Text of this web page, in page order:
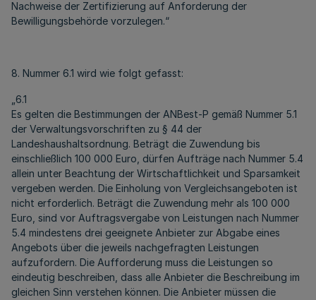
Nachweise der Zertifizierung auf Anforderung der
Bewilligungsbehörde vorzulegen.“
8. Nummer 6.1 wird wie folgt gefasst:
„6.1
Es gelten die Bestimmungen der ANBest-P gemäß Nummer 5.1
der Verwaltungsvorschriften zu § 44 der
Landeshaushaltsordnung. Beträgt die Zuwendung bis
einschließlich 100 000 Euro, dürfen Aufträge nach Nummer 5.4
allein unter Beachtung der Wirtschaftlichkeit und Sparsamkeit
vergeben werden. Die Einholung von Vergleichsangeboten ist
nicht erforderlich. Beträgt die Zuwendung mehr als 100 000
Euro, sind vor Auftragsvergabe von Leistungen nach Nummer
5.4 mindestens drei geeignete Anbieter zur Abgabe eines
Angebots über die jeweils nachgefragten Leistungen
aufzufordern. Die Aufforderung muss die Leistungen so
eindeutig beschreiben, dass alle Anbieter die Beschreibung im
gleichen Sinn verstehen können. Die Anbieter müssen die